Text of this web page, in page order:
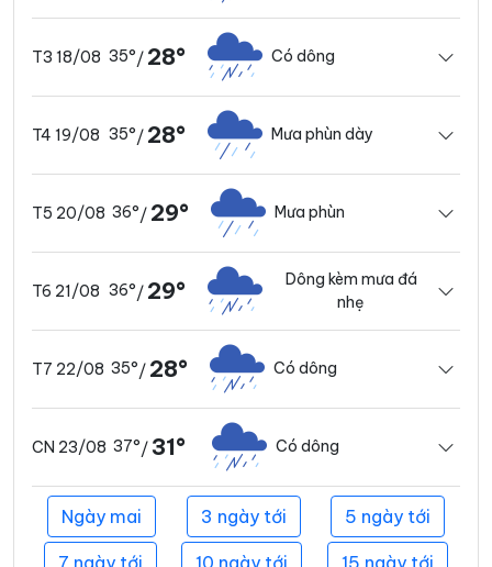
T3 18/08 35°/ 28° Có dông
T4 19/08 35°/ 28° Mưa phùn dày
T5 20/08 36°/ 29° Mưa phùn
T6 21/08 36°/ 29°
Dông kèm mưa đá
nhẹ
T7 22/08 35°/ 28° Có dông
CN 23/08 37°/31° Có dông
Ngày mai 3 ngày tới 5 ngày tới
7 ngày tới 10 ngày tới 15 ngày tới